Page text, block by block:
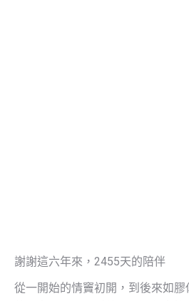
謝謝這六年來，2455天的陪伴
從一開始的情竇初開，到後來如